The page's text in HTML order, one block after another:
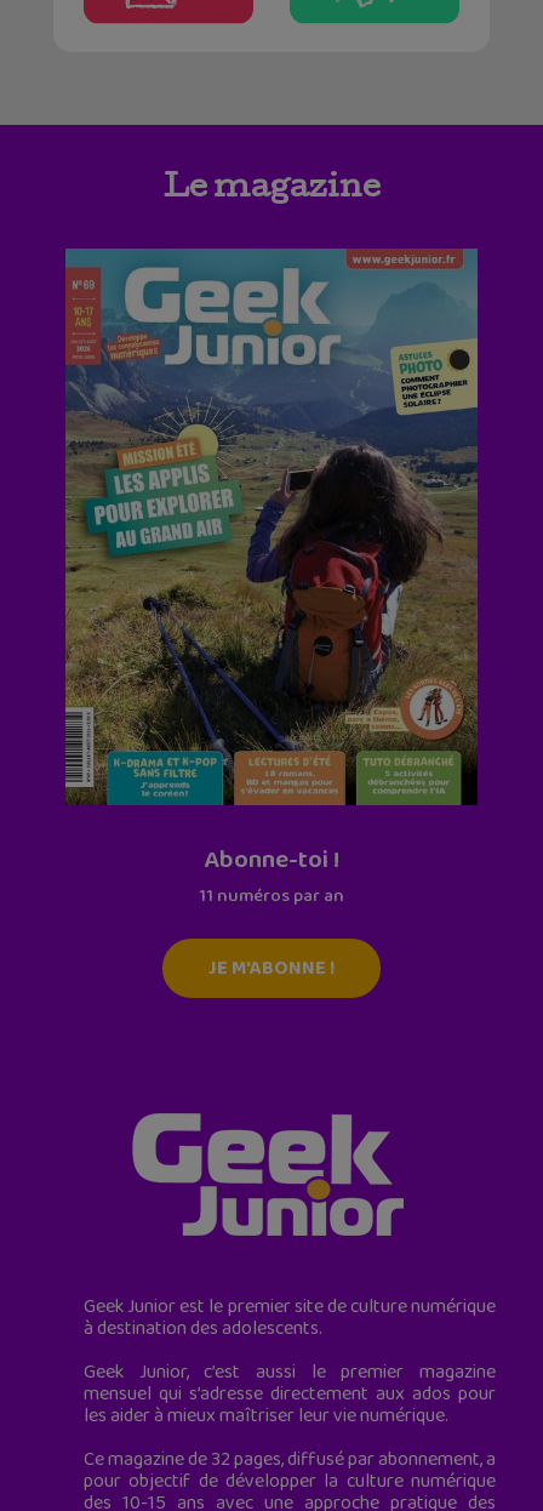
Le magazine
Abonne-toi !
11 numéros par an
JE M'ABONNE !
Geek Junior est le premier site de culture numérique
à destination des adolescents.
Geek Junior, c’est aussi le premier magazine
mensuel qui s’adresse directement aux ados pour
les aider à mieux maîtriser leur vie numérique.
Ce magazine de 32 pages, diffusé par abonnement, a
pour objectif de développer la culture numérique
des 10-15 ans avec une approche pratique des